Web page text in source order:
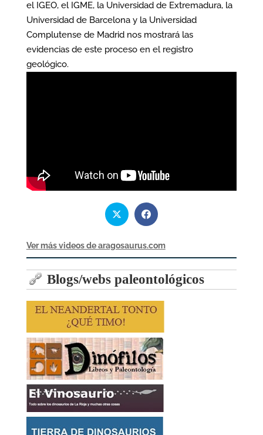
el IGEO, el IGME, la Universidad de Extremadura, la
Universidad de Barcelona y la Universidad
Complutense de Madrid nos mostrará las
evidencias de este proceso en el registro
geológico.
Ver más videos de aragosaurus.com
Blogs/webs paleontológicos